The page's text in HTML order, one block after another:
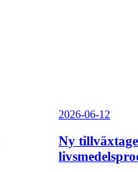
2026-06-12
Ny